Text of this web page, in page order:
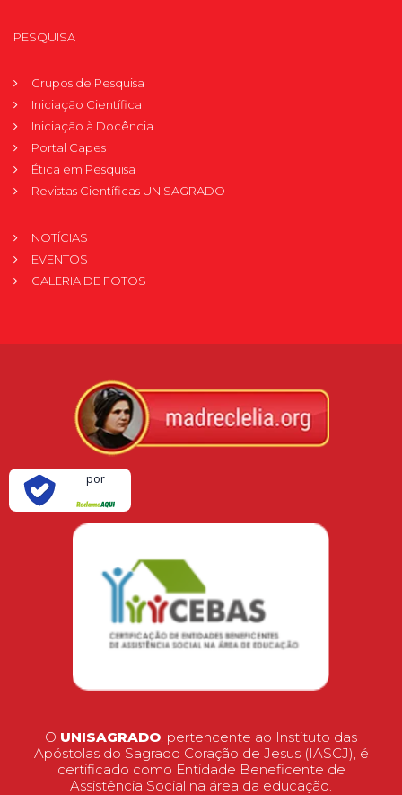
PESQUISA
Grupos de Pesquisa
Iniciação Científica
Iniciação à Docência
Portal Capes
Ética em Pesquisa
Revistas Científicas UNISAGRADO
NOTÍCIAS
EVENTOS
GALERIA DE FOTOS
por
O UNISAGRADO, pertencente ao Instituto das
Apóstolas do Sagrado Coração de Jesus (IASCJ), é
certificado como Entidade Beneficente de
Assistência Social na área da educação.